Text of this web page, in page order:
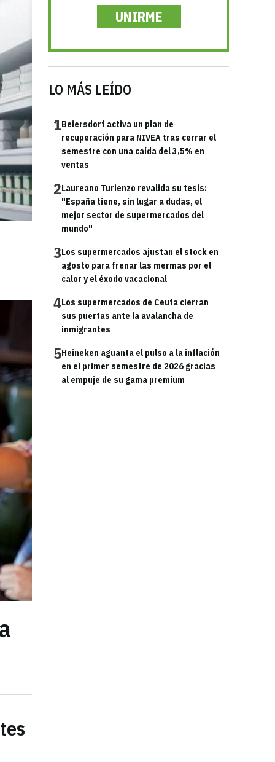
UNIRME
LO MÁS LEÍDO
1Beiersdorf activa un plan de
recuperación para NIVEA tras cerrar el
semestre con una caída del 3,5% en
ventas
2Laureano Turienzo revalida su tesis:
"España tiene, sin lugar a dudas, el
mejor sector de supermercados del
mundo"
3Los supermercados ajustan el stock en
agosto para frenar las mermas por el
calor y el éxodo vacacional
4Los supermercados de Ceuta cierran
sus puertas ante la avalancha de
inmigrantes
5Heineken aguanta el pulso a la inflación
en el primer semestre de 2026 gracias
al empuje de su gama premium